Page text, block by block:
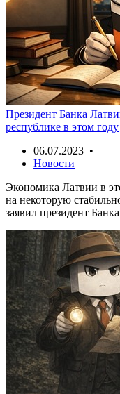
Президент Банка
республике в этом году
06.07.2023 •
Новости
Экономика Латвии в
на некоторую
заявил президент